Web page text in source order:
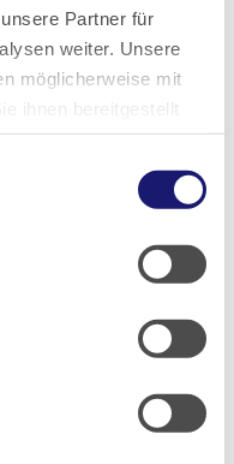
Partner für
weiter. Unsere
möglicherweise mit
ihnen bereitgestellt
Nutzung der Dienste
Schule